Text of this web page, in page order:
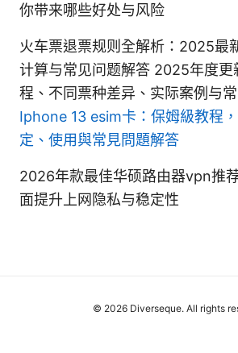
你带来哪些好处与风险
火车票退票规则全解析：2025最
计算与常见问题解答 2025年度更
程、不同票种差异、实际案例与
Iphone 13 esim卡：保姆級教程
定、使用與常見問題解答
2026年款最佳华硕路由器vpn推
面提升上网隐私与稳定性
© 2026 Diverseque. All rights